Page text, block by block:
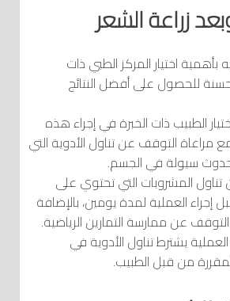
زراعة الشعر
بأهمية اختيار المركز الطبي ذات
للحصول على أفضل النتائج
الطبيب ذات الخبرة في إجراء هذه
مراعاة التوقف عن تناول الأدوية التي
حدوث سيولة في الجسم.
تناول المشروبات التي تحتوي على
إجراء العملية لمدة يومين، بالإضافة
عن ممارسة التمارين الرياضية.
يشترط تناول الأدوية في
من قبل الطبيب.